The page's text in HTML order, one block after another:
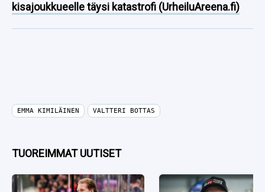
kisajoukkueelle täysi katastrofi (UrheiluAreena.fi)
EMMA KIMILÄINEN VALTTERI BOTTAS
TUOREIMMAT UUTISET